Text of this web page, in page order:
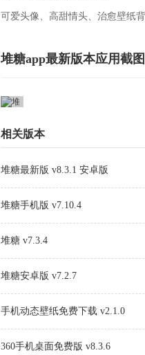
可爱头像、高甜情头、治愈壁纸
堆糖app最新版本应用截图
相关版本
堆糖最新版 v8.3.1 安卓版
堆糖手机版 v7.10.4
堆糖 v7.3.4
堆糖安卓版 v7.2.7
手机动态壁纸免费下载 v2.1.0
360手机桌面免费版 v8.3.6